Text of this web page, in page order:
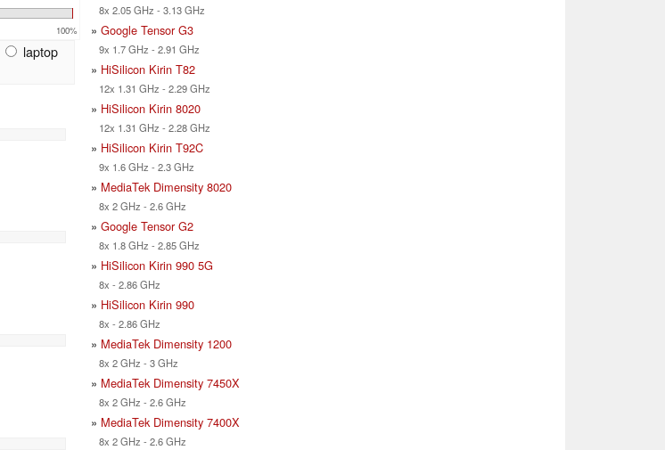
100%
laptop
8x 2.05 GHz - 3.13 GHz
» Google Tensor G3
9x 1.7 GHz - 2.91 GHz
» HiSilicon Kirin T82
12x 1.31 GHz - 2.29 GHz
» HiSilicon Kirin 8020
12x 1.31 GHz - 2.28 GHz
» HiSilicon Kirin T92C
9x 1.6 GHz - 2.3 GHz
» MediaTek Dimensity 8020
8x 2 GHz - 2.6 GHz
» Google Tensor G2
8x 1.8 GHz - 2.85 GHz
» HiSilicon Kirin 990 5G
8x - 2.86 GHz
» HiSilicon Kirin 990
8x - 2.86 GHz
» MediaTek Dimensity 1200
8x 2 GHz - 3 GHz
» MediaTek Dimensity 7450X
8x 2 GHz - 2.6 GHz
» MediaTek Dimensity 7400X
8x 2 GHz - 2.6 GHz